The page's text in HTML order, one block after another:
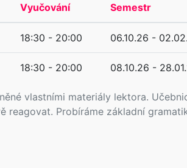
vlastními materiály lektora.
Probíráme základní
Vyučování Semestr
18:30 - 20:00 06.10.26 -
18:30 - 20:00 08.10.26 -